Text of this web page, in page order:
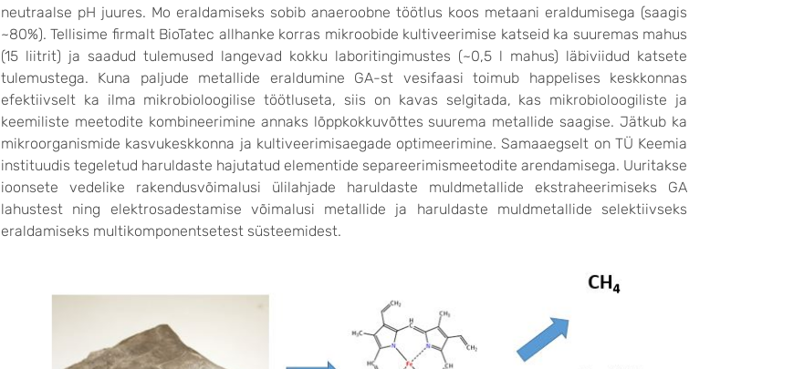
neutraalse pH juures. Mo eraldamiseks sobib anaeroobne töötlus koos metaani eraldumisega (saagis
~80%). Tellisime firmalt BioTatec allhanke korras mikroobide kultiveerimise katseid ka suuremas mahus
(15 liitrit) ja saadud tulemused langevad kokku laboritingimustes (~0,5 l mahus) läbiviidud katsete
tulemustega. Kuna paljude metallide eraldumine GA-st vesifaasi toimub happelises keskkonnas
efektiivselt ka ilma mikrobioloogilise töötluseta, siis on kavas selgitada, kas mikrobioloogiliste ja
keemiliste meetodite kombineerimine annaks lõppkokkuvõttes suurema metallide saagise. Jätkub ka
mikroorganismide kasvukeskkonna ja kultiveerimisaegade optimeerimine. Samaaegselt on TÜ Keemia
instituudis tegeletud haruldaste hajutatud elementide separeerimismeetodite arendamisega. Uuritakse
ioonsete vedelike rakendusvõimalusi ülilahjade haruldaste muldmetallide ekstraheerimiseks GA
lahustest ning elektrosadestamise võimalusi metallide ja haruldaste muldmetallide selektiivseks
eraldamiseks multikomponentsetest süsteemidest.